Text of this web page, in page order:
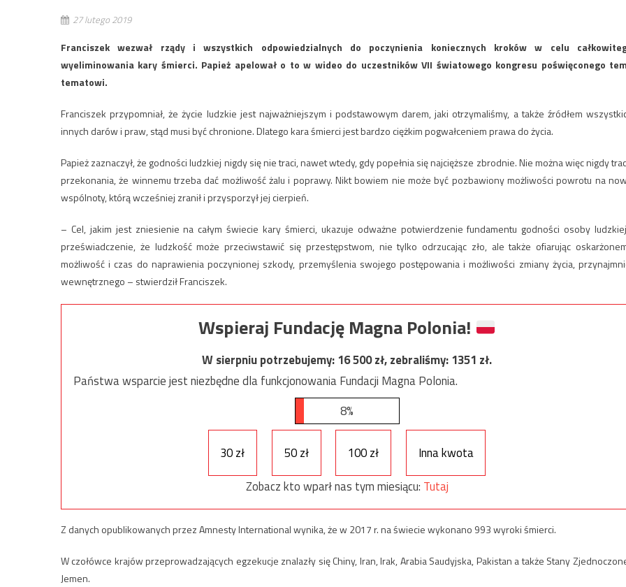
27 lutego 2019
Franciszek wezwał rządy i wszystkich odpowiedzialnych do poczynienia koniecznych kroków w celu
wyeliminowania kary śmierci. Papież apelował o to w wideo do uczestników VII światowego kongresu poświęconego
tematowi.
Franciszek przypomniał, że życie ludzkie jest najważniejszym i podstawowym darem, jaki otrzymaliśmy, a także źródłem
innych darów i praw, stąd musi być chronione. Dlatego kara śmierci jest bardzo ciężkim pogwałceniem prawa do życia.
Papież zaznaczył, że godności ludzkiej nigdy się nie traci, nawet wtedy, gdy popełnia się najcięższe zbrodnie. Nie można więc nigdy
przekonania, że winnemu trzeba dać możliwość żalu i poprawy. Nikt bowiem nie może być pozbawiony możliwości powrotu na
wspólnoty, którą wcześniej zranił i przysporzył jej cierpień.
– Cel, jakim jest zniesienie na całym świecie kary śmierci, ukazuje odważne potwierdzenie fundamentu godności osoby
przeświadczenie, że ludzkość może przeciwstawić się przestępstwom, nie tylko odrzucając zło, ale także ofiarując
możliwość i czas do naprawienia poczynionej szkody, przemyślenia swojego postępowania i możliwości zmiany życia,
wewnętrznego – stwierdził Franciszek.
Wspieraj Fundację Magna Polonia!
W sierpniu potrzebujemy:16 500zł, zebraliśmy:1351 zł.
Państwa wsparcie jest niezbędne dla funkcjonowania Fundacji Magna Polonia.
8%
30 zł 50 zł 100 zł
Inna kwota
Zobacz kto wparł nas tym miesiącu: Tutaj
Z danych opublikowanych przez Amnesty International wynika, że w 2017 r. na świecie wykonano 993 wyroki śmierci.
W czołówce krajów przeprowadzających egzekucje znalazły się Chiny, Iran, Irak, Arabia Saudyjska, Pakistan a także Stany
Jemen.